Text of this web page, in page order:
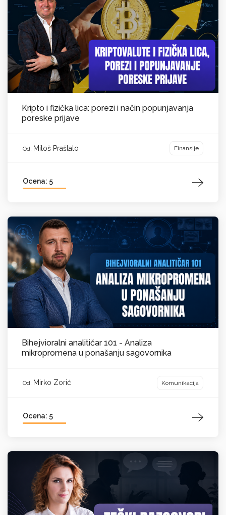
Kripto i fizička lica: porezi i način popunjavanja
poreske prijave
Od: Miloš Praštalo Finansije
Ocena: 5
Bihejvioralni analitičar 101 - Analiza
mikropromena u ponašanju sagovornika
Od: Mirko Zorić Komunikacija
Ocena: 5